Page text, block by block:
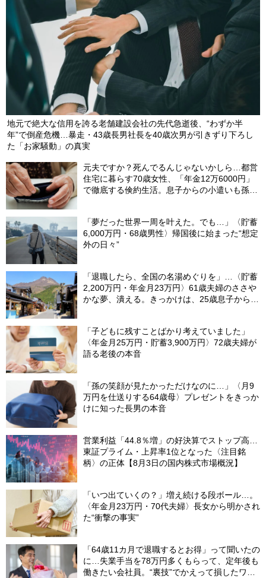
地元で絶大な信用を誇る老舗建設会社の先代急逝後、“わずか半
年”で倒産危機…暴走・43歳長男社長を40歳次男が引きずり下ろし
た「お家騒動」の真実
元夫ですか？死んでるんじゃないかしら…都営
住宅に暮らす70歳女性、「年金12万6000円」
で徹底する倹約生活。息子からの小遣いも孫の
「夢だった世界一周を叶えた。でも…」〈貯蓄
6,000万円・68歳男性〉帰国後に始まった“想定
外の日々”
「退職したら、全国の名湯めぐりを」…〈貯蓄
2,200万円・年金月23万円〉61歳夫婦のささや
かな夢、潰える。きっかけは、25歳息子から届
「子どもに残すことばかり考えていました」
〈年金月25万円・貯蓄3,900万円〉72歳夫婦が
語る老後の本音
「孫の笑顔が見たかっただけなのに…」〈月9
万円を仕送りする64歳母〉プレゼントをきっか
けに知った長男の本音
営業利益「44.8％増」の好決算でストップ高…
東証プライム・上昇率1位となった〈注目銘
柄〉の正体【8月3日の国内株式市場概況】
「いつ出ていくの？」増え続ける段ボール…。
〈年金月23万円・70代夫婦〉長女から明かされ
た“衝撃の事実”
「64歳11カ月で退職するとお得」って聞いたの
に…失業手当を78万円多くもらって、定年後も
働きたい会社員。“裏技”でかえって損したワケ